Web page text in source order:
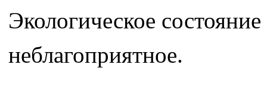
Экологическое
неблагоприятное.